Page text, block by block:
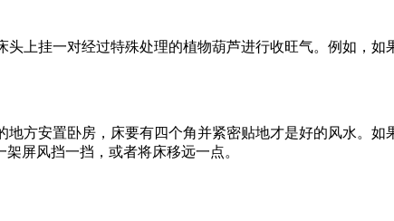
上挂一对经过特殊处理的植物葫芦进行收旺气。例如，
方安置卧房，床要有四个角并紧密贴地才是好的风水。如
屏风挡一挡，或者将床移远一点。